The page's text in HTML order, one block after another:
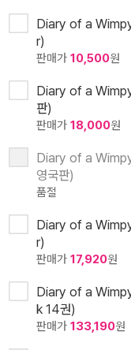
Diary of a
r)
판매가 10,500원
Diary of a
판)
판매가 18,000원
Diary of a
영국판)
품절
Diary of a
r)
판매가 17,920원
Diary of a
k 14권)
판매가 133,190원